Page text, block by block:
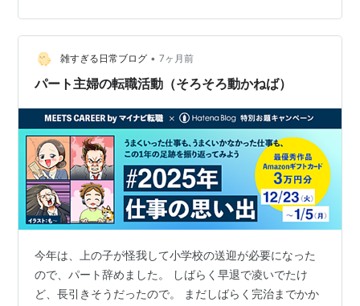
に。 ランキング参加中無職 ランキング参加中人材採用
（新卒・中途に限らず採用全般）
雑すぎる日常ブログ • 7ヶ月前
パート主婦の転職活動（そろそろ動かねば）
今年は、上の子が怪我して小学校の送迎が必要になった
ので、パート辞めました。 しばらく早退で凌いでたけ
ど、長引きそうだったので。 まだしばらく完治までかか